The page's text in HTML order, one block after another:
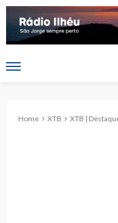
Home XTB XTB | Destaques